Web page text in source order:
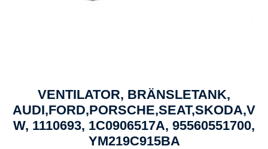
VENTILATOR, BRÄNSLETANK,
AUDI,FORD,PORSCHE,SEAT,SKODA,V
W, 1110693, 1C0906517A, 95560551700,
YM219C915BA